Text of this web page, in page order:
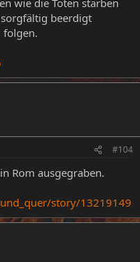
beerdigt
folgen.
#104
Rom ausgegraben.
story/13219149